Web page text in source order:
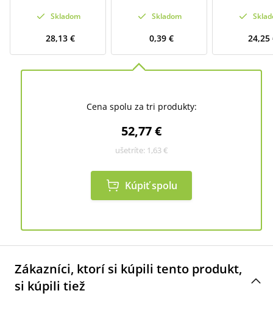
Skladom
28,13 €
Skladom
0,39 € 24,25
Cena spolu za tri produkty:
52,77 €
ušetríte: 1,63 €
Kúpiť spolu
Zákazníci, ktorí si kúpili tento produkt,
si kúpili tiež